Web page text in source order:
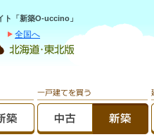
ト「新築O-uccino」
全国へ